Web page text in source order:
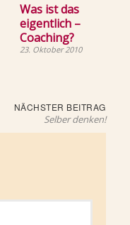
Was ist das
eigentlich –
Coaching?
23. Oktober 2010
NÄCHSTER BEITRAG
Selber denken!